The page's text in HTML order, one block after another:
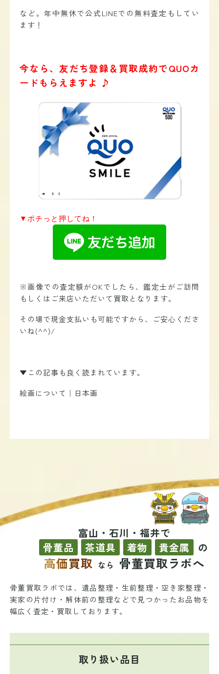
など。年中無休で公式LINEでの無料査定もしてい
ます！
今なら、友だち登録＆買取成約でQUOカ
ードもらえますよ ♪
▼ポチっと押してね！
※画像での査定額がOKでしたら、鑑定士がご訪問
もしくはご来店いただいて買取となります。
その場で現金支払いも可能ですから、ご安心くださ
いね(^^)/
▼この記事も良く読まれています。
絵画について｜日本画
富山・石川・福井で
骨董品
茶道具 着物 貴金属 の
高価買取 なら 骨董買取ラボへ
骨董買取ラボでは、遺品整理・生前整理・空き家整理・
実家の片付け・解体前の整理などで 見つかったお品物を
幅広く査定・買取しております。
取り扱い品目